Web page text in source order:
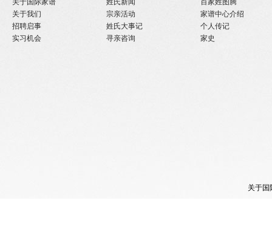
关于国际家谱
关于我们
招聘启事
实习机会
姓氏新闻
宗亲活动
姓氏大事记
寻亲咨询
百家姓图腾
家谱中心介绍
个人传记
家史
关于国